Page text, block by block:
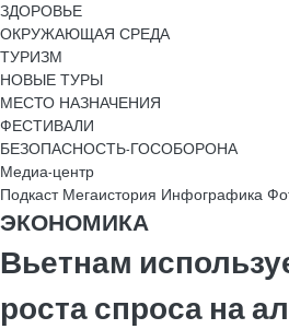
ЗДОРОВЬЕ
ОКРУЖАЮЩАЯ СРЕДА
ТУРИЗМ
НОВЫЕ ТУРЫ
МЕСТО НАЗНАЧЕНИЯ
ФЕСТИВАЛИ
БЕЗОПАСНОСТЬ-ГОСОБОРОНА
Медиа-центр
Подкаст Мегаистория Инфографика
ЭКОНОМИКА
Вьетнам
роста спроса на